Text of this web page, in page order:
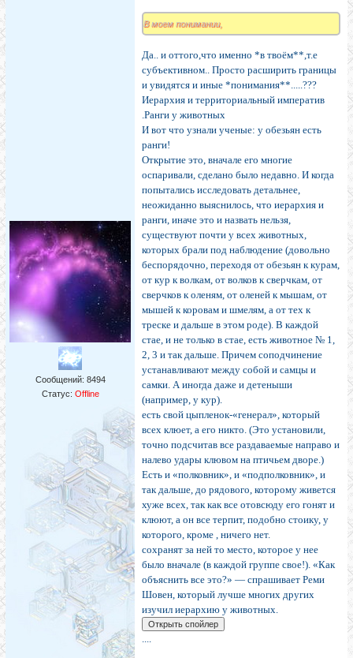
Сообщений: 8494
Статус: Offline
В моем понимании,
Да.. и оттого,что именно *в твоём**,т.е
субъективном.. Просто расширить границы
и увидятся и иные *понимания**.....???
Иерархия и территориальный императив
.Ранги у животных
И вот что узнали ученые: у обезьян есть
ранги!
Открытие это, вначале его многие
оспаривали, сделано было недавно. И когда
попытались исследовать детальнее,
неожиданно выяснилось, что иерархия и
ранги, иначе это и назвать нельзя,
существуют почти у всех животных,
которых брали под наблюдение (довольно
беспорядочно, переходя от обезьян к курам,
от кур к волкам, от волков к сверчкам, от
сверчков к оленям, от оленей к мышам, от
мышей к коровам и шмелям, а от тех к
треске и дальше в этом роде). В каждой
стае, и не только в стае, есть животное № 1,
2, 3 и так дальше. Причем соподчинение
устанавливают между собой и самцы и
самки. А иногда даже и детеныши
(например, у кур).
есть свой цыпленок-«генерал», который
всех клюет, а его никто. (Это установили,
точно подсчитав все раздаваемые направо и
налево удары клювом на птичьем дворе.)
Есть и «полковник», и «подполковник», и
так дальше, до рядового, которому живется
хуже всех, так как все отовсюду его гонят и
клюют, а он все терпит, подобно стоику, у
которого, кроме , ничего нет.
сохранят за ней то место, которое у нее
было вначале (в каждой группе свое!). «Как
объяснить все это?» — спрашивает Реми
Шовен, который лучше многих других
изучил иерархию у животных.
....